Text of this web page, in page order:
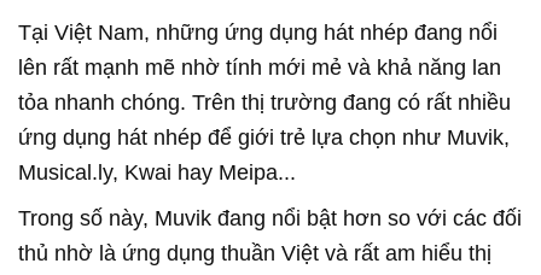
Tại Việt Nam, những ứng dụng hát nhép đang nổi
lên rất mạnh mẽ nhờ tính mới mẻ và khả năng lan
tỏa nhanh chóng. Trên thị trường đang có rất nhiều
ứng dụng hát nhép để giới trẻ lựa chọn như Muvik,
Musical.ly, Kwai hay Meipa...
Trong số này, Muvik đang nổi bật hơn so với các đối
thủ nhờ là ứng dụng thuần Việt và rất am hiểu thị